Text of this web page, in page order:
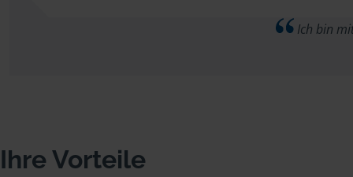
Ich bin
Ihre Vorteile